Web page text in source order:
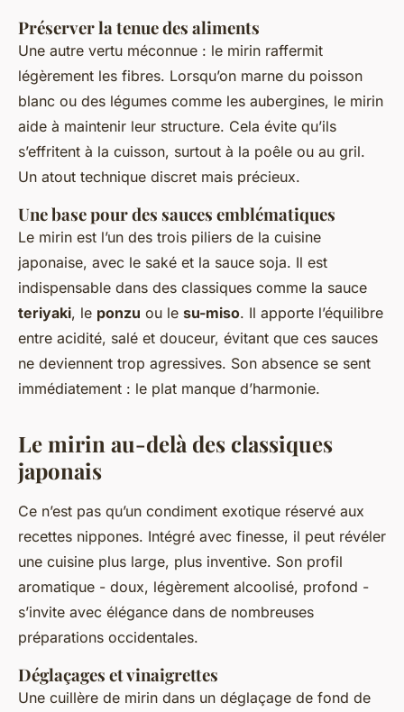
Préserver la tenue des aliments
Une autre vertu méconnue : le mirin raffermit
légèrement les fibres. Lorsqu’on marne du poisson
blanc ou des légumes comme les aubergines, le mirin
aide à maintenir leur structure. Cela évite qu’ils
s’effritent à la cuisson, surtout à la poêle ou au gril.
Un atout technique discret mais précieux.
Une base pour des sauces emblématiques
Le mirin est l’un des trois piliers de la cuisine
japonaise, avec le saké et la sauce soja. Il est
indispensable dans des classiques comme la sauce
teriyaki, le ponzu ou le su-miso. Il apporte l’équilibre
entre acidité, salé et douceur, évitant que ces sauces
ne deviennent trop agressives. Son absence se sent
immédiatement : le plat manque d’harmonie.
Le mirin au-delà des classiques
japonais
Ce n’est pas qu’un condiment exotique réservé aux
recettes nippones. Intégré avec finesse, il peut révéler
une cuisine plus large, plus inventive. Son profil
aromatique - doux, légèrement alcoolisé, profond -
s’invite avec élégance dans de nombreuses
préparations occidentales.
Déglaçages et vinaigrettes
Une cuillère de mirin dans un déglaçage de fond de